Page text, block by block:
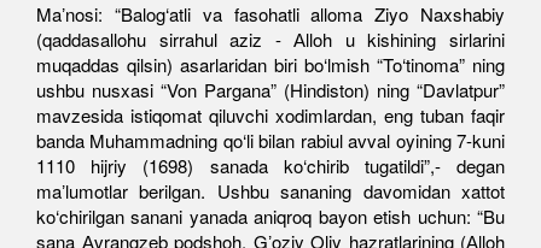
Maʼnosi: “Balog‘atli va fasohatli alloma Ziyo Naxshabiy
(qaddasallohu sirrahul aziz - Аlloh u kishining sirlarini
muqaddas qilsin) asarlaridan biri bo‘lmish “To‘tinoma” ning
ushbu nusxasi “Von Pargana” (Hindiston) ning “Davlatpur”
mavzesida istiqomat qiluvchi xodimlardan, eng tuban faqir
banda Muhammadning qo‘li bilan rabiul avval oyining 7-kuni
1110 hijriy (1698) sanada ko‘chirib tugatildi”,- degan
maʼlumotlar berilgan. Ushbu sananing davomidan xattot
ko‘chirilgan sanani yanada aniqroq bayon etish uchun: “Bu
sana Аvrangzeb podshoh, Gʼoziy Oliy hazratlarining (Аlloh